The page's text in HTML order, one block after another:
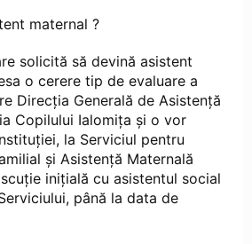
maternal ?
solicită să devină asistent
o cerere tip de evaluare a
Direcţia Generală de Asistenţă
Copilului Ialomița şi o vor
la Serviciul pentru
și Asistență Maternală
iniţială cu asistentul social
până la data de